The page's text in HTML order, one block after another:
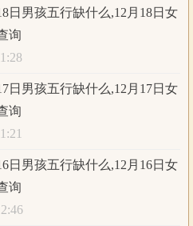
日男孩五行缺什么,12月18日女
询
日男孩五行缺什么,12月17日女
询
日男孩五行缺什么,12月16日女
询